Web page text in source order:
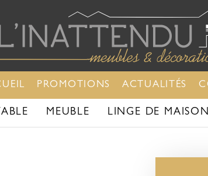
PROMOTIONS ACTUALITÉS
MEUBLE LINGE DE MAISON